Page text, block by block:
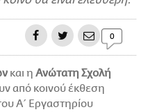
0
και η Ανώτατη Σχολή
από κοινού έκθεση
Α´ Εργαστηρίου